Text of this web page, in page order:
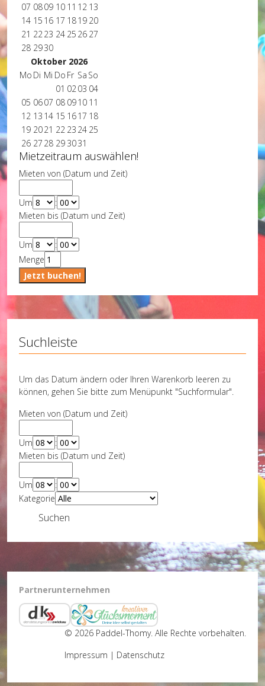
07 0809 10 11 12 13
14 15 16 17 1819 20
21 22 23 24 25 26 27
28 2930
Oktober 2026
Mo Di Mi Do Fr Sa So
01 02 03 04
05 0607 08 0910 11
12 13 14 15 1617 18
19 2021 22 23 24 25
26 27 28 29 3031
Mietzeitraum auswählen!
Mieten von (Datum und Zeit)
Um
:
Mieten bis (Datum und Zeit)
Um
:
Menge
Suchleiste
Um das Datum ändern oder Ihren Warenkorb leeren zu
können, gehen Sie bitte zum Menüpunkt "Suchformular".
Mieten von (Datum und Zeit)
Um
:
Mieten bis (Datum und Zeit)
Um
:
Kategorie
Suchen
Partnerunternehmen
© 2026 Paddel-Thomy. Alle Rechte vorbehalten.
Impressum | Datenschutz